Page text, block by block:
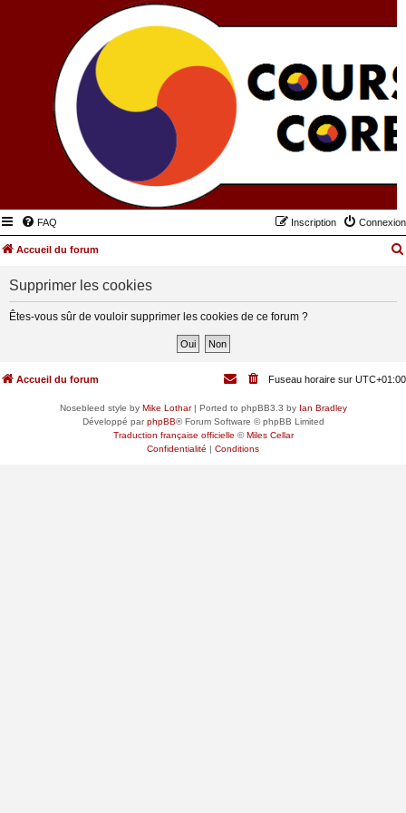
FAQ Connexion
Inscription
Accueil du forum
Supprimer les cookies
Êtes-vous sûr de vouloir supprimer les cookies de ce forum ?
Accueil du forum Fuseau horaire sur UTC+01:00
Nosebleed style by Mike Lothar| Ported to phpBB3.3 by Ian Bradley
Développé parphpBB® Forum Software © phpBB Limited
Traduction française officielle ©Miles Cellar
Confidentialité | Conditions